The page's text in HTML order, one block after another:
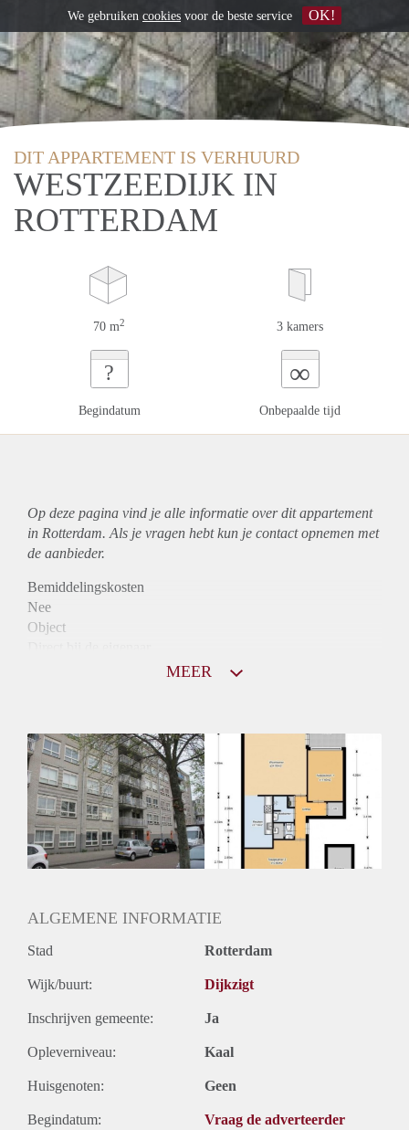
DIT APPARTEMENT IS VERHUURD
WESTZEEDIJK IN
ROTTERDAM
70 m2 3 kamers
?
Begindatum
∞
Onbepaalde tijd
Op deze pagina vind je alle informatie over ditappartement
in Rotterdam. Als je vragen hebt kun je contact opnemen met
de aanbieder.
Bemiddelingskosten
Nee
Object
Huurtoeslag
Mogelijk
Inkomen eis
N.V.T.
Huurtermijn
Onbepaalde termijn
Oplevering
MEER
ALGEMENE INFORMATIE
Stad Rotterdam
Wijk/buurt: Dijkzigt
Inschrijven gemeente: Ja
Opleverniveau: Kaal
Huisgenoten: Geen
Begindatum: Vraag de adverteerder
We gebruiken cookies voor de beste service OK!